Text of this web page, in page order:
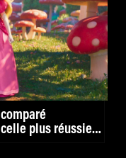
celle plus réussie